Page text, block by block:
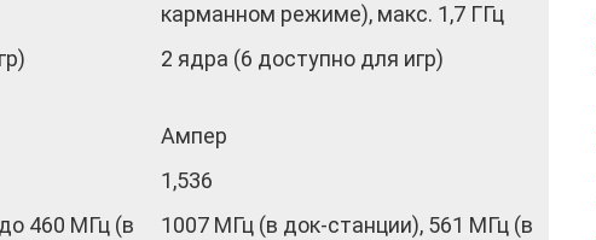
карманном режиме), макс. 1,7 ГГц
2 ядра (6 доступно для игр)
Ампер
1,536
460 МГц (в
1007 МГц (в док-станции), 561 МГц (в